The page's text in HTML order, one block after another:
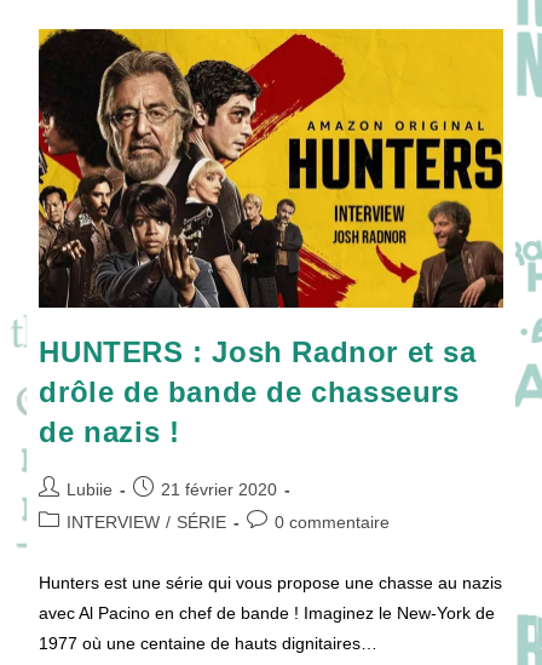
Serial
Killer
!
HUNTERS : Josh Radnor et sa
drôle de bande de chasseurs
de nazis !
Auteur/autrice
de
Lubiie
Publication
publiée :
21 février 2020
PostINTERVIEW / SÉRIE
Commentaires
publication :
0 commentaire
Hunters est une série qui vous propose une chasse au nazis
avec Al Pacino en chef de bande ! Imaginez le New-York de
1977 où une centaine de hauts dignitaires…